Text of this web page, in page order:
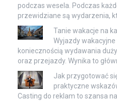
podczas wesela. Podczas
przewidziane są wydarzenia,
Tanie wakacje na
Wyjazdy
koniecznością wydawania
oraz przejazdy. Wynika to
Jak przygotować
praktyczne
Casting do reklam to szansa